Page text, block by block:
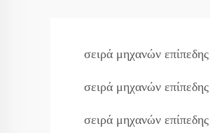
σειρά μηχανών
σειρά μηχανών επίπεδης
σειρά μηχανών